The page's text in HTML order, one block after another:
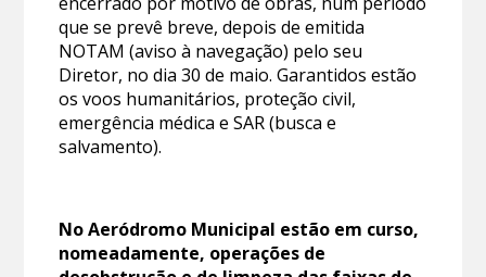
que se prevê breve, depois de emitida
NOTAM (aviso à navegação) pelo seu
Diretor, no dia 30 de maio. Garantidos estão
os voos humanitários, proteção civil,
emergência médica e SAR (busca e
salvamento).
No Aeródromo Municipal estão em curso,
nomeadamente, operações de